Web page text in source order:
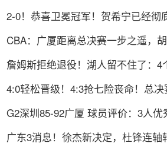
2-0！恭喜卫冕冠军！贺希宁已经彻
CBA：广厦距离总决赛一步之遥，
詹姆斯拒绝退役！湖人留不住了：4
4:0轻松晋级！4:3抢七险丧命！总决
G2深圳85-92广厦 球员评价：3人优
广东3消息！徐杰新决定，杜锋连轴